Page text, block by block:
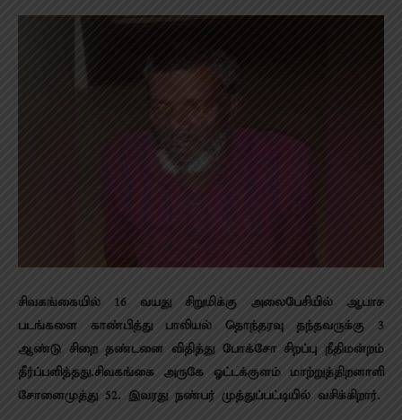
சிவகங்கையில் 16 வயது சிறுமிக்கு அலைபேசியில் ஆபாச
படங்களை காண்பித்து பாலியல் தொந்தரவு தந்தவருக்கு 3
ஆண்டு சிறை தண்டனை விதித்து போக்சோ சிறப்பு நீதிமன்றம்
தீர்ப்பளித்தது.சிவகங்கை அருகே ஓட்டக்குளம் மாற்றுத்திறனாளி
சோனைமுத்து 52. இவரது நண்பர் முத்துப்பட்டியில் வசிக்கிறார்.